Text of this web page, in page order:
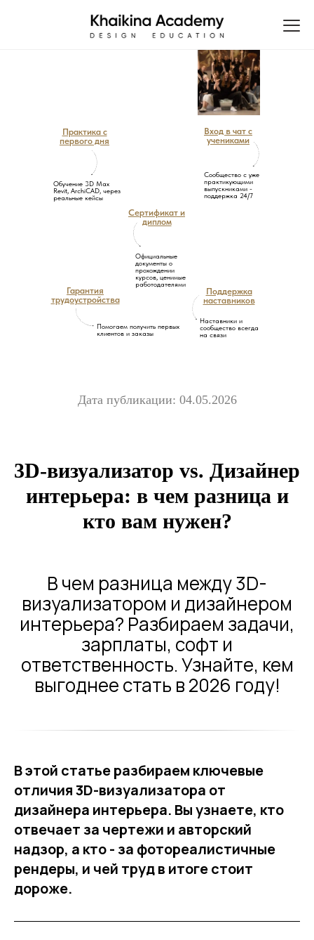
Гарантия
трудоустройства
Практика с
первого дня
Сертификат и
диплом
Поддержка
наставников
Вход в чат с
учениками
Помогаем получить первых
клиентов и заказы
Официальные
документы о
прохождении
курсов, ценимые
работодателями
Наставники и
сообщество всегда
на связи
Обучение 3D Max
Revit, ArchiCAD, через
реальные кейсы
Сообщество с уже
практикующими
выпускниками -
поддержка 24/7
Дата публикации: 04.05.2026
3D-визуализатор vs. Дизайнер
интерьера: в чем разница и
кто вам нужен?
В чем разница между 3D-
визуализатором и дизайнером
интерьера? Разбираем задачи,
зарплаты, софт и
ответственность. Узнайте, кем
выгоднее стать в 2026 году!
В этой статье разбираем ключевые
отличия 3D-визуализатора от
дизайнера интерьера. Вы узнаете, кто
отвечает за чертежи и авторский
надзор, а кто - за фотореалистичные
рендеры, и чей труд в итоге стоит
дороже.